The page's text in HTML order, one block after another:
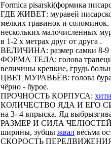
Formica pisarski(формика
ГДЕ ЖИВЕТ: муравей
мелких травинок и
нескольких малочисленных
в 1-2 х метрах друг от друга .
ВЕЛИЧИНА: размер самки 8-9
ФОРМА ТЕЛА: голова
величины крепкие, грудь
ЦВЕТ МУРАВЬЁВ: голова
чёрно - бурое.
ПРОЧНОСТЬ КОРПУСА:
КОЛИЧЕСТВО ЯДА И ЕГО
на 3- 4 впрыска. Яд
РАЗМЕР И СИЛА ЧЕЛЮСТЕЙ:
ширины, зубцы жвал весьма
СКОРОСТЬ ПЕРЕДВИЖЕНИЯ:у